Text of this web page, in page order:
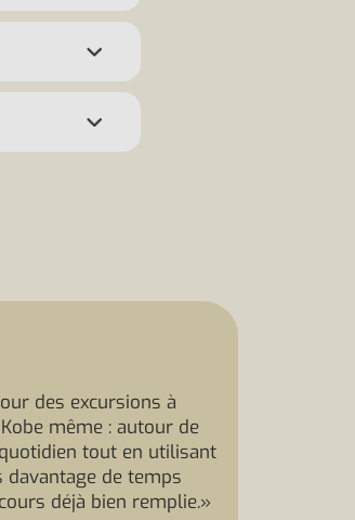
des excursions à
même : autour de
tout en utilisant
de temps
déjà bien remplie.»